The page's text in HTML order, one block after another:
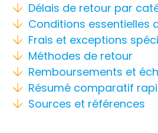
Délais de retour par
Conditions essentielles
Frais et exceptions
Méthodes de retour
Remboursements et
Résumé comparatif
Sources et références